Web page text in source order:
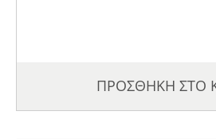
ΠΡΟΣΘΗΚΗ ΣΤΟ